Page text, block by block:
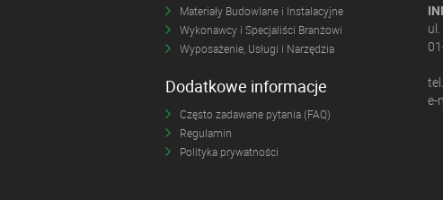
Materiały Budowlane i Instalacyjne
Wykonawcy i Specjaliści Branżowi
Wyposażenie, Usługi i Narzędzia
Dodatkowe informacje
Często zadawane pytania (FAQ)
Regulamin
Polityka prywatności
e-